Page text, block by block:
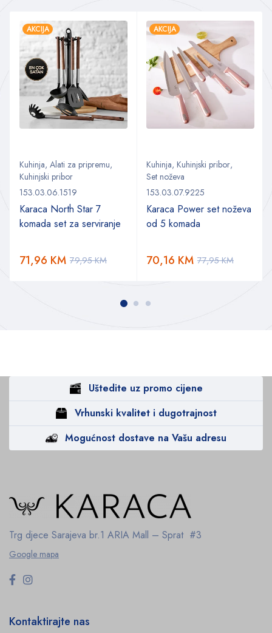
AKCIJA
Kuhinja, Alati za pripremu,
Kuhinjski pribor
153.03.06.1519
Karaca North Star 7
komada set za serviranje
79,95KM
71,96 KM
AKCIJA
Kuhinja, Kuhinjski pribor,
Set noževa
153.03.07.9225
Karaca Power set noževa
od 5 komada
77,95KM
70,16 KM
Uštedite uz promo cijene
Vrhunski kvalitet i dugotrajnost
Mogućnost dostave na Vašu adresu
Trg djece Sarajeva br.1 ARIA Mall – Sprat #3
Google mapa
Kontaktirajte nas